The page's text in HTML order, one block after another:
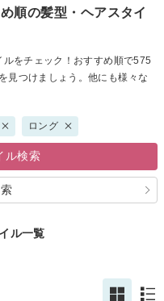
順の髪型・ヘアスタイ
をチェック！おすすめ順で575
見つけましょう。他にも様々な
ロング
ル検索
ル一覧